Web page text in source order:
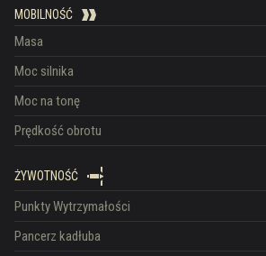
MOBILNOŚĆ
Masa
Moc silnika
Moc na tonę
Prędkość obrotu
ŻYWOTNOŚĆ
Punkty Wytrzymałości
Pancerz kadłuba